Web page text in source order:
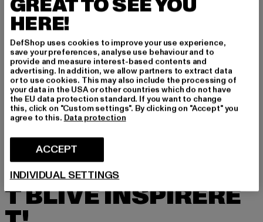
LOST YOUTH
Icon V.2
466,62 DKK
Nuværende pris: 466,62 DKK
707,00 DKKKampagnepris: 707,00 DKK
LOST YOUTH
''Dollar''
431,27 DKK
Nuværende pris: 431,27 DKK
707,00 DKK
TILMELD DIG FOR A
T BLIVE INSPIRERE
GREAT TO SEE YOU
HERE!
DefShop uses cookies to improve your use experience,
save your preferences, analyse use behaviour and to
provide and measure interest-based contents and
advertising. In addition, we allow partners to extract data
or to use cookies. This may also include the processing of
your data in the USA or other countries which do not have
the EU data protection standard. If you want to change
this, click on "Custom settings". By clicking on "Accept" you
agree to this. Data protection
ACCEPT
INDIVIDUAL SETTINGS